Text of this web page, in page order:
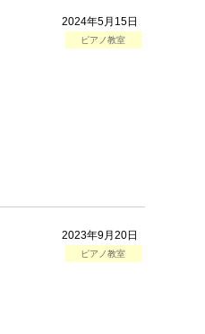
2024年5月15日
ピアノ教室
2023年9月20日
ピアノ教室